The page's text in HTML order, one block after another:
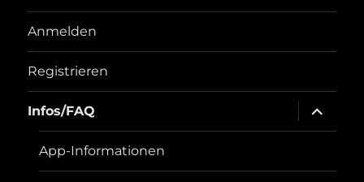
Anmelden
Registrieren
Infos/FAQ
öffnen
App-Informationen